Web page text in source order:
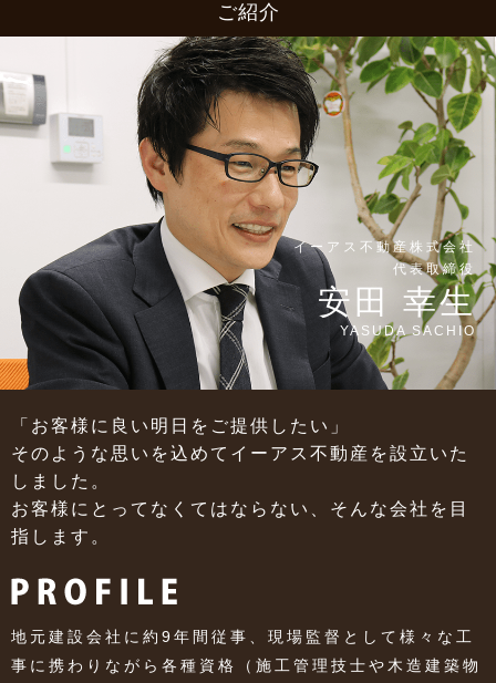
ご紹介
イーアス不動産株式会社
代表取締役
安田 幸生
YASUDA SACHIO
「お客様に良い明日をご提供したい」
そのような思いを込めてイーアス不動産を設立いた
しました。
お客様にとってなくてはならない、 そんな会社を目
指します。
地元建設会社に約9年間従事、現場監督として様々な工
事に携わりながら各種資格（施工管理技士や木造建築物